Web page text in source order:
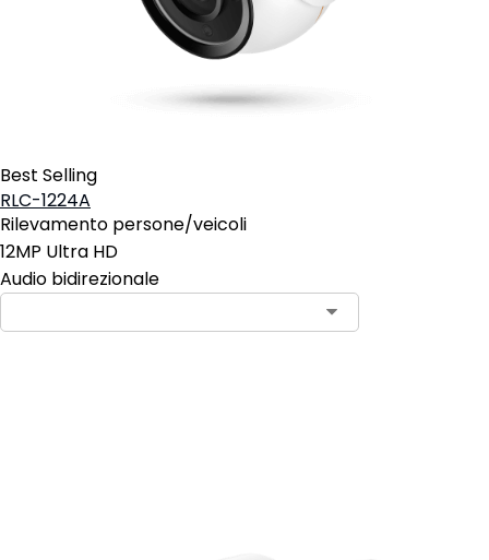
Best Selling
RLC-1224A
Rilevamento persone/veicoli
12MP Ultra HD
Audio bidirezionale